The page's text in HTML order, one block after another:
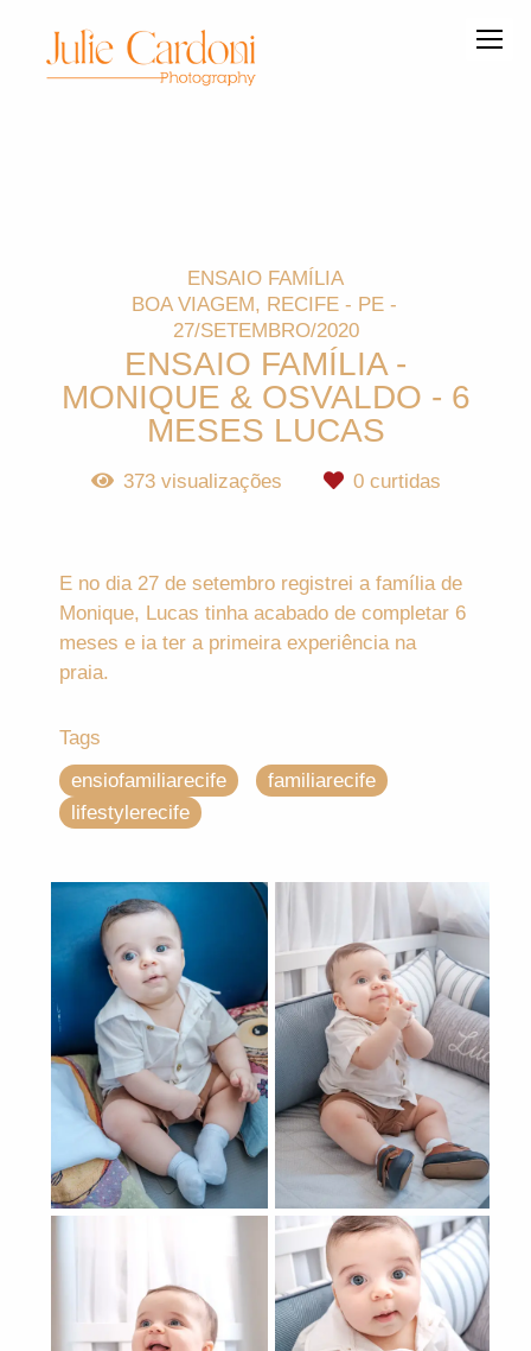
ENSAIO FAMÍLIA
BOA VIAGEM, RECIFE - PE
27/SETEMBRO/2020
ENSAIO FAMÍLIA -
MONIQUE & OSVALDO - 6
MESES LUCAS
373visualizações 0curtidas
E no dia 27 de setembro registrei a família de
Monique, Lucas tinha acabado de completar 6
meses e ia ter a primeira experiência na
praia.
Tags
ensiofamiliarecife
familiarecife
lifestylerecife